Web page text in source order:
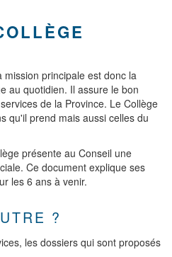
principale est donc la
au quotidien. Il assure le bon
de la Province. Le Collège
qu'il prend mais aussi celles du
présente au Conseil une
Ce document explique ses
les 6 ans à venir.
?
les dossiers qui sont proposés